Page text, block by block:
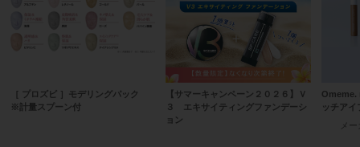
［ プロズビ ］モデリングパック
※計量スプーン付
【サマーキャンペーン２０２６】Ｖ
３ エキサイティングファンデーシ
ョン
Omeme.
ッチアイ
メ